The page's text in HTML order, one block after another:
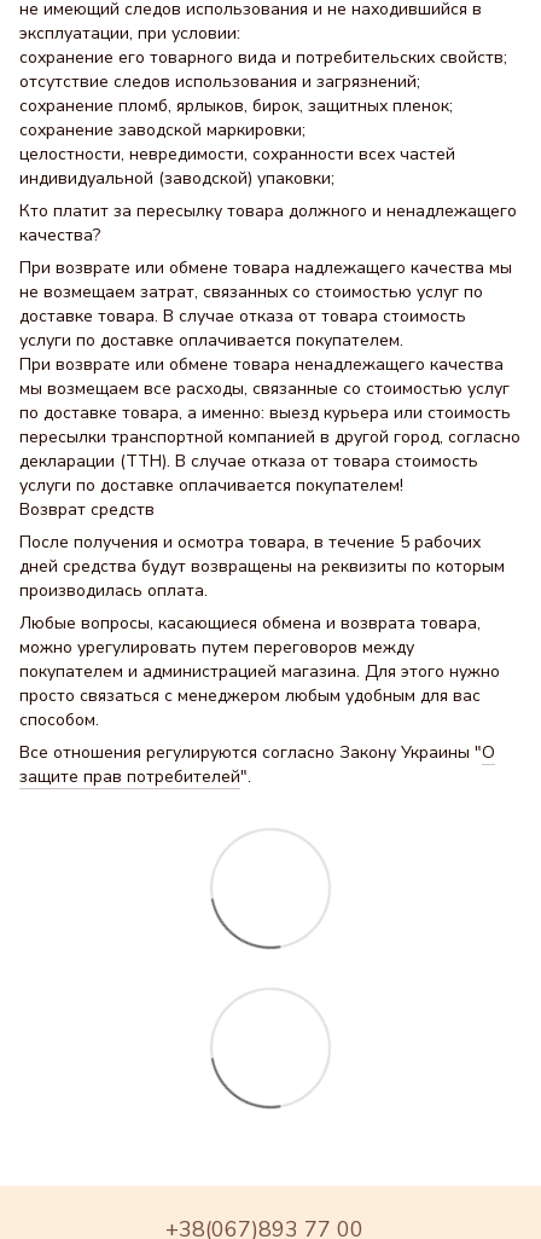
не имеющий следов использования и не находившийся в
эксплуатации, при условии:
сохранение его товарного вида и потребительских свойств;
отсутствие следов использования и загрязнений;
сохранение пломб, ярлыков, бирок, защитных пленок;
сохранение заводской маркировки;
целостности, невредимости, сохранности всех частей
индивидуальной (заводской) упаковки;
Кто платит за пересылку товара должного и ненадлежащего
качества?
При возврате или обмене товара надлежащего качества мы
не возмещаем затрат, связанных со стоимостью услуг по
доставке товара. В случае отказа от товара стоимость
услуги по доставке оплачивается покупателем.
При возврате или обмене товара ненадлежащего качества
мы возмещаем все расходы, связанные со стоимостью услуг
по доставке товара, а именно: выезд курьера или стоимость
пересылки транспортной компанией в другой город, согласно
декларации (ТТН). В случае отказа от товара стоимость
услуги по доставке оплачивается покупателем!
Возврат средств
После получения и осмотра товара, в течение 5 рабочих
дней средства будут возвращены на реквизиты по которым
производилась оплата.
Любые вопросы, касающиеся обмена и возврата товара,
можно урегулировать путем переговоров между
покупателем и администрацией магазина. Для этого нужно
просто связаться с менеджером любым удобным для вас
способом.
Все отношения регулируются согласно Закону Украины "О
защите прав потребителей".
+38(067)893 77 00